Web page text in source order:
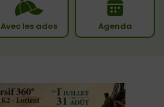
Avec les ados Agenda